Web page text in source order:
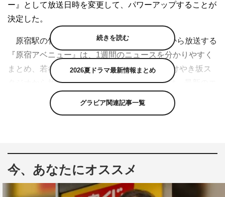
ー』として放送日時を変更して、パワーアップすることが
決定した。
原宿駅の竹下口前にある原宿AbemaStudioから放送する
『原宿アベニュー』は、1週間のニュースを分かりやすく
まとめ、若者が知りたい最新情報を紹介。EXけやき坂ス
タジオから放送する『けやき坂アベニュー』は、最新のエ
ンタメニュースに加えて旬なアーティストのライブを送
る。また両番組で、週末のお出かけ情報にぴったりの東京
「SUPER☆GiRLS」リーダーの前島亜美、「i☆Ris」の
メンバーで声優の芹澤優、トレンドスポットを紹介する中
続きを読む
2026夏ドラマ最新情報まとめ
グラビア関連記事一覧
今、あなたにオススメ